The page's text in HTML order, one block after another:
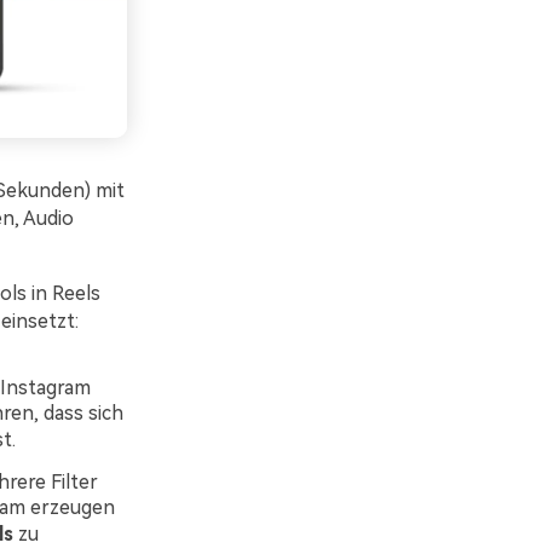
mit
Audio
in Reels
dass sich
Filter
erzeugen
zu